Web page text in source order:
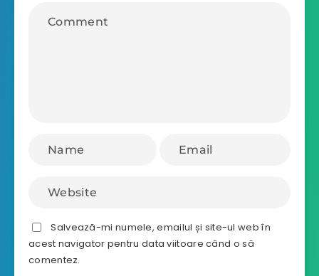
Salvează-mi numele, emailul și site-ul web în
acest navigator pentru data viitoare când o să
comentez.